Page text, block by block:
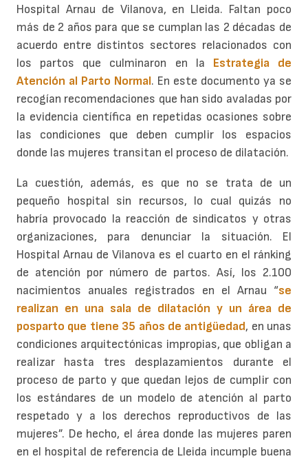
Hospital Arnau de Vilanova, en Lleida. Faltan poco
más de 2 años para que se cumplan las 2 décadas de
acuerdo entre distintos sectores relacionados con
los partos que culminaron en la Estrategia de
Atención al Parto Normal. En este documento ya se
recogían recomendaciones que han sido avaladas por
la evidencia científica en repetidas ocasiones sobre
las condiciones que deben cumplir los espacios
donde las mujeres transitan el proceso de dilatación.
La cuestión, además, es que no se trata de un
pequeño hospital sin recursos, lo cual quizás no
habría provocado la reacción de sindicatos y otras
organizaciones, para denunciar la situación. El
Hospital Arnau de Vilanova es el cuarto en el ránking
de atención por número de partos. Así, los 2.100
nacimientos anuales registrados en el Arnau “se
realizan en una sala de dilatación y un área de
posparto que tiene 35 años de antigüedad, en unas
condiciones arquitectónicas impropias, que obligan a
realizar hasta tres desplazamientos durante el
proceso de parto y que quedan lejos de cumplir con
los estándares de un modelo de atención al parto
respetado y a los derechos reproductivos de las
mujeres”. De hecho, el área donde las mujeres paren
en el hospital de referencia de Lleida incumple buena